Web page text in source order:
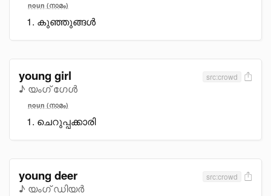
noun (നാമം)
കുഞ്ഞുങ്ങൾ
young girl
♪ യംഗ് ഗേൾ
src:crowd
noun (നാമം)
ചെറുപ്പക്കാരി
young deer
♪ യംഗ് ഡിയർ
src:crowd